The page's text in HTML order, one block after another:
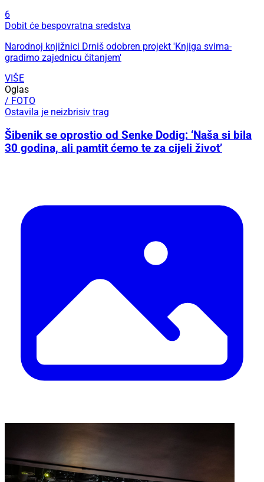
6
Dobit će bespovratna sredstva
Narodnoj knjižnici Drniš odobren projekt 'Knjiga svima-
gradimo zajednicu čitanjem'
VIŠE
Oglas
/ FOTO
Ostavila je neizbrisiv trag
Šibenik se oprostio od Senke Dodig: ‘Naša si bila
30 godina, ali pamtit ćemo te za cijeli život’